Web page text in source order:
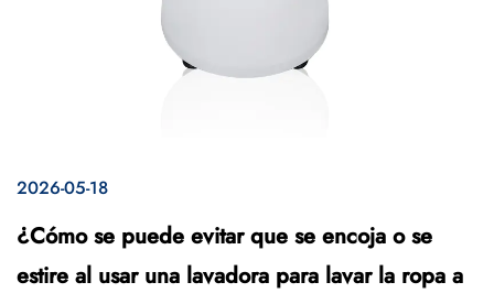
2026-05-18
¿Cómo se puede evitar que se encoja o se
estire al usar una lavadora para lavar la ropa a